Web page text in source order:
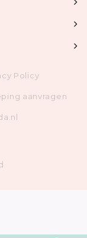
Policy
aanvragen